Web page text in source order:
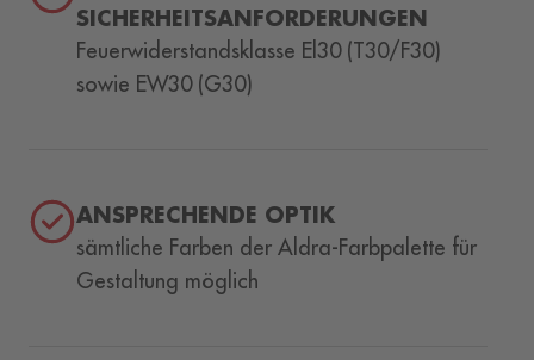
SICHERHEITSANFORDERUNGEN
Feuerwiderstandsklasse El30 (T30/F30)
sowie EW30 (G30)
ANSPRECHENDE OPTIK
sämtliche Farben der Aldra-Farbpalette für
Gestaltung möglich